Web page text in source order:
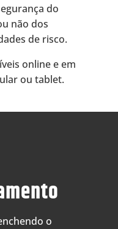
do
não dos
de risco.
online e em
ou tablet.
o